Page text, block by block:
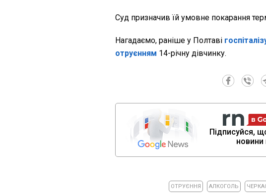
Суд призначив їй умовне покарання
Нагадаємо, раніше у Полтаві
отруєнням 14-річну дівчинку.
Підписуйся,
ОТРУЄННЯ АЛКОГОЛЬ